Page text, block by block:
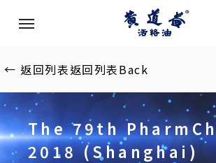
content
Menu
← 返回列表返回列表Back
The 79th
2018 (Shanghai)